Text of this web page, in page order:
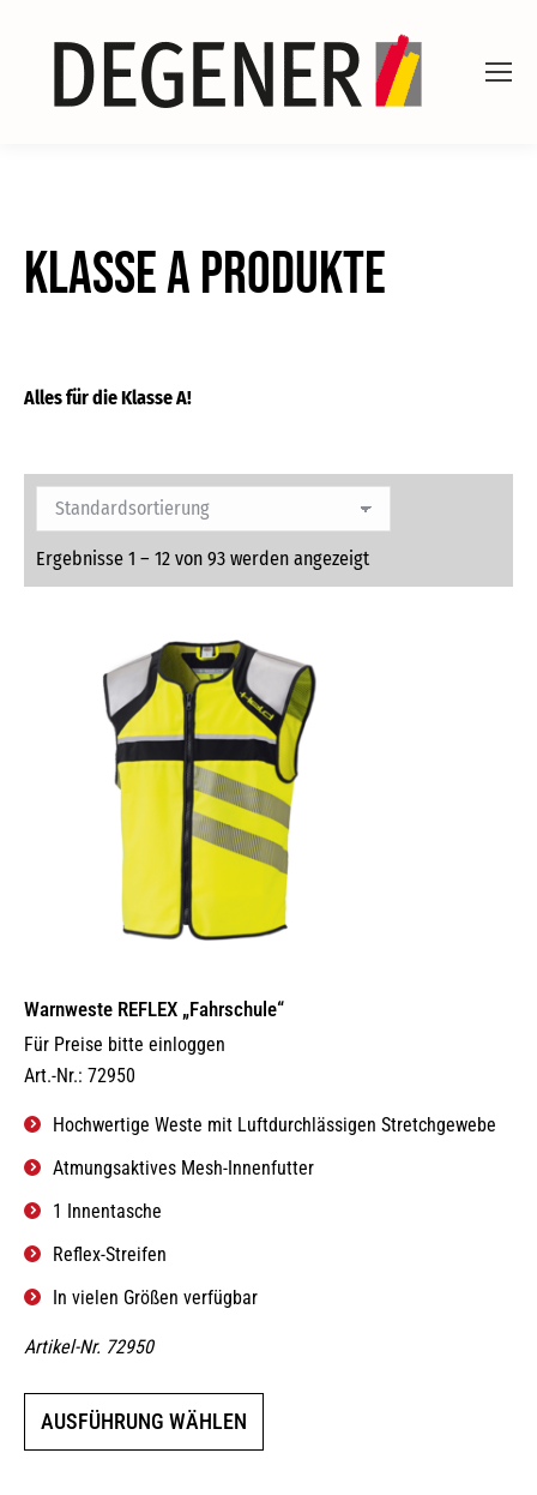
Klasse A Produkte
Alles für die Klasse A!
Ergebnisse 1 – 12 von 93 werden angezeigt
Warnweste REFLEX „Fahrschule“
Für Preise bitte einloggen
Art.-Nr.: 72950
Hochwertige Weste mit Luftdurchlässigen Stretchgewebe
Atmungsaktives Mesh-Innenfutter
1 Innentasche
Reflex-Streifen
In vielen Größen verfügbar
Artikel-Nr. 72950
AUSFÜHRUNG WÄHLEN